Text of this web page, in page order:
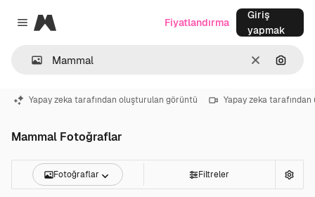
Close menu
Magnific
Temizlemek
Fiyatlandırma
Giriş
yapmak
Yapay zeka tarafından oluşturulan görüntü Yapay zeka
Mammal Fotoğraflar
Fotoğraflar Filtreler